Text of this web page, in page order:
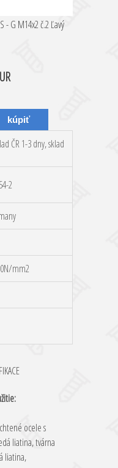
- G M14x2 č.2 Ľavý
ČR 1-3 dny, sklad
2
mm2
ocele s
liatina, tvárna
liatina,